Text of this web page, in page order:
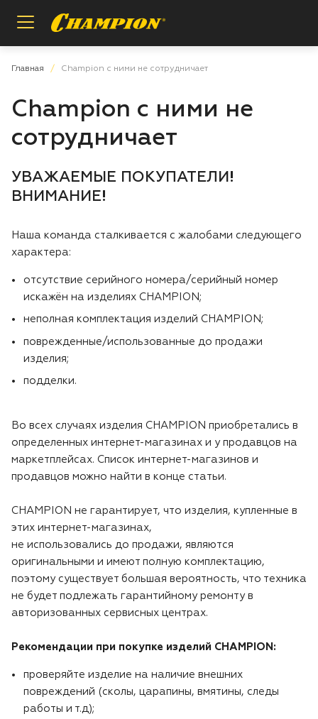
Назад
Пилы цепные
Мотобуры
Опрыскиватели
Газонокосилки
Аккумуляторная техника
Генераторы
Скарификаторы
Мотопомпы
Строительная техника
Аксессуары
Назад
Регистрация расширенной гарантии
Проверка расширенной гарантии
Условия гарантии
Назад
О бренде
Инструкции и деталировки
Сотрудничество
Заказ запасных частей
Магазины и сервисы
Главная Champion с ними не сотрудничает
Champion с ними не
сотрудничает
УВАЖАЕМЫЕ ПОКУПАТЕЛИ!
ВНИМАНИЕ!
Наша команда сталкивается с жалобами следующего
характера:
отсутствие серийного номера/серийный номер
искажён на изделиях CHAMPION;
неполная комплектация изделий CHAMPION;
поврежденные/использованные до продажи
изделия;
подделки.
Во всех случаях изделия CHAMPION приобретались в
определенных интернет-магазинах и у продавцов на
маркетплейсах. Список интернет-магазинов и
продавцов можно найти в конце статьи.
CHAMPION не гарантирует, что изделия, купленные в
этих интернет-магазинах,
не использовались до продажи, являются
оригинальными и имеют полную комплектацию,
поэтому существует большая вероятность, что техника
не будет подлежать гарантийному ремонту в
авторизованных сервисных центрах.
Рекомендации при покупке изделий CHAMPION:
проверяйте изделие на наличие внешних
повреждений (сколы, царапины, вмятины, следы
работы и т.д);